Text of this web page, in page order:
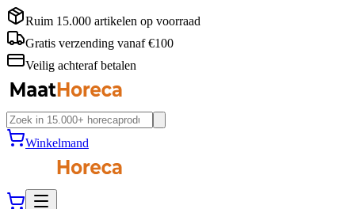
Ruim 15.000 artikelen op voorraad
Gratis verzending vanaf €100
Veilig achteraf betalen
Winkelmand